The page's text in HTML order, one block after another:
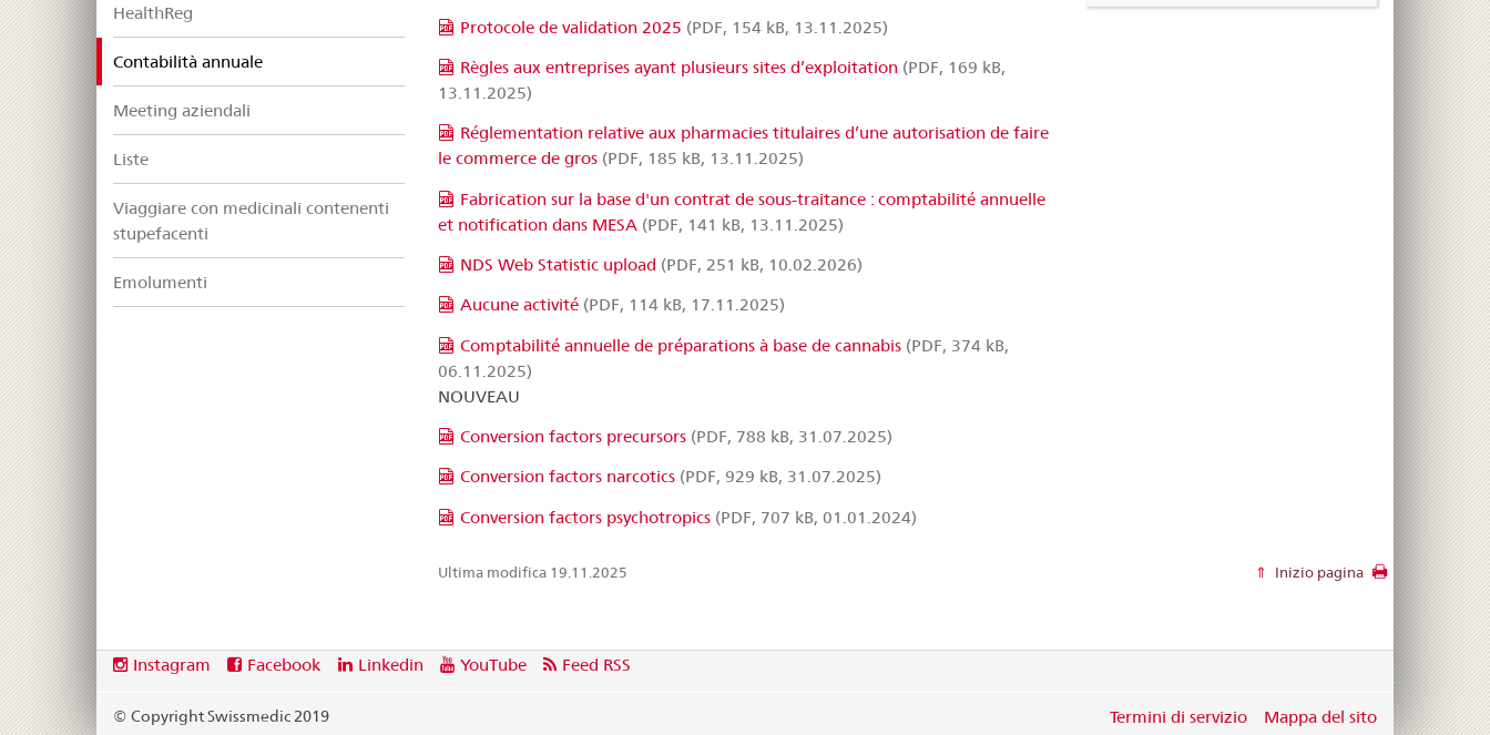
HealthReg
Contabilità annualeselected
Meeting aziendali
Liste
Viaggiare con medicinali contenenti
stupefacenti
Emolumenti
Protocole de validation 2025 (PDF, 154 kB, 13.11.2025)
Règles aux entreprises ayant plusieurs sites d’exploitation (PDF, 169 kB,
13.11.2025)
Réglementation relative aux pharmacies titulaires d’une autorisation de faire
le commerce de gros(PDF, 185 kB, 13.11.2025)
Fabrication sur la base d'un contrat de sous-traitance : comptabilité annuelle
et notification dans MESA (PDF, 141 kB, 13.11.2025)
NDS Web Statistic upload (PDF, 251 kB, 10.02.2026)
Aucune activité(PDF, 114 kB, 17.11.2025)
Comptabilité annuelle de préparations à base de cannabis(PDF, 374 kB,
06.11.2025)
NOUVEAU
Conversion factors precursors(PDF, 788 kB, 31.07.2025)
Conversion factors narcotics(PDF, 929 kB, 31.07.2025)
Conversion factors psychotropics(PDF, 707 kB, 01.01.2024)
Ultima modifica 19.11.2025 Inizio pagina
Footer
Social
links
Instagram Facebook Linkedin YouTube Feed RSS
© Copyright Swissmedic 2019 Termini di servizio Mappa del sito